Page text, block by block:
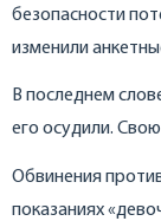
безопасности
изменили
В последнем
его осудили.
Обвинения
показаниях